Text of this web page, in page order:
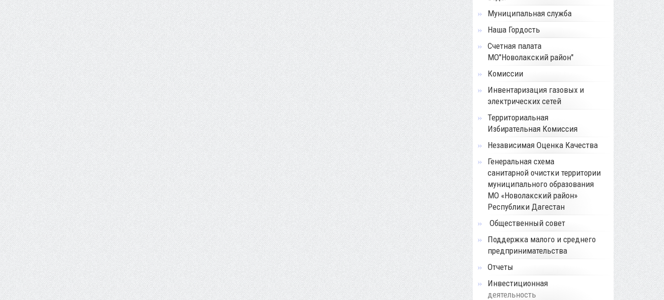
Муниципальная служба
Наша Гордость
Счетная палата
МО"Новолакский район"
Комиссии
Инвентаризация газовых и
электрических сетей
Территориальная
Избирательная Комиссия
Независимая Оценка Качества
Генеральная схема
санитарной очистки территории
муниципального образования
МО «Новолакский район»
Республики Дагестан
Общественный совет
Поддержка малого и среднего
предпринимательства
Отчеты
Инвестиционная
деятельность